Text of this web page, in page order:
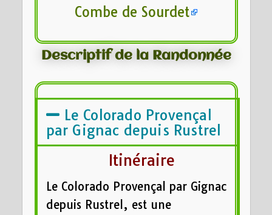
Combe de Sourdet
Descriptif de la Randonnée
Le Colorado Provençal
par Gignac depuis Rustrel
Itinéraire
Le Colorado Provençal par Gignac
depuis Rustrel, est une